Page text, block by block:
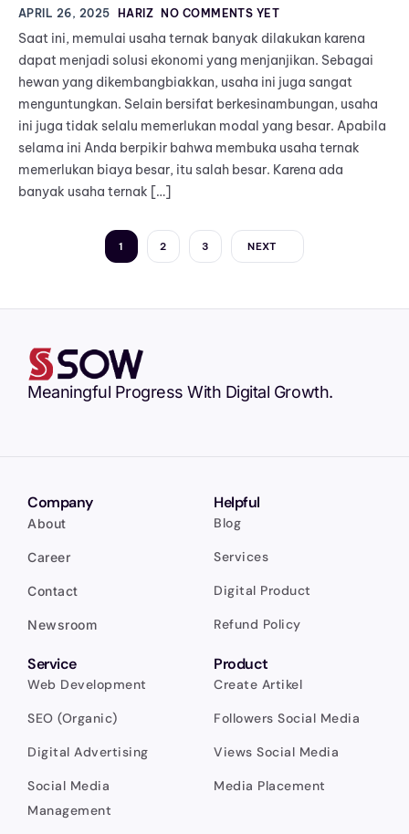
APRIL 26, 2025 HARIZ NO COMMENTS YET
Saat ini, memulai usaha ternak banyak dilakukan karena
dapat menjadi solusi ekonomi yang menjanjikan. Sebagai
hewan yang dikembangbiakkan, usaha ini juga sangat
menguntungkan. Selain bersifat berkesinambungan, usaha
ini juga tidak selalu memerlukan modal yang besar. Apabila
selama ini Anda berpikir bahwa membuka usaha ternak
memerlukan biaya besar, itu salah besar. Karena ada
banyak usaha ternak […]
1 2 3 NEXT
Meaningful Progress With Digital Growth.
Company
About
Career
Contact
Newsroom
Helpful
Blog
Services
Digital Product
Refund Policy
Service
Web Development
SEO (Organic)
Digital Advertising
Social Media
Management
Product
Create Artikel
Followers Social Media
Views Social Media
Media Placement